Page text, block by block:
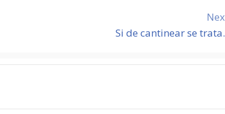
Si de cantinear se